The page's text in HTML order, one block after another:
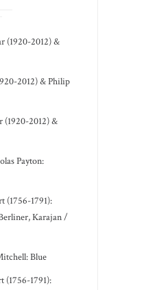
(1920-2012) &
2012) & Philip
(1920-2012) &
Payton:
(1756-1791):
Karajan /
Blue
(1756-1791):